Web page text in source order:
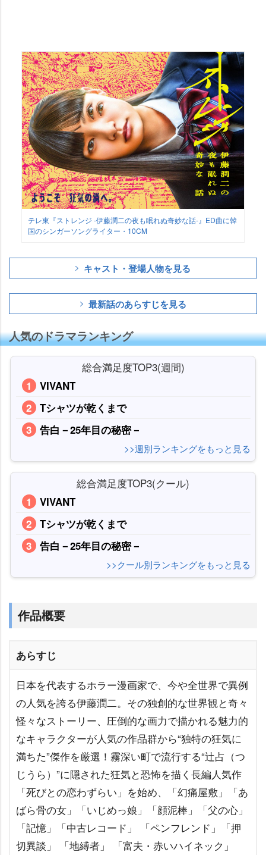
テレ東『ストレンジ -伊藤潤二の夜も眠れぬ奇妙な話-』ED曲に韓
国のシンガーソングライター・10CM
キャスト・登場人物を見る
最新話のあらすじを見る
人気のドラマランキング
総合満足度TOP3(週間)
VIVANT
Tシャツが乾くまで
告白－25年目の秘密－
>>週別ランキングをもっと見る
総合満足度TOP3(クール)
VIVANT
Tシャツが乾くまで
告白－25年目の秘密－
>>クール別ランキングをもっと見る
作品概要
あらすじ
日本を代表するホラー漫画家で、今や全世界で異例
の人気を誇る伊藤潤二。その独創的な世界観と奇々
怪々なストーリー、圧倒的な画力で描かれる魅力的
なキャラクターが人気の作品群から“独特の狂気に
満ちた”傑作を厳選！霧深い町で流行する“辻占（つ
じうら）”に隠された狂気と恐怖を描く長編人気作
「死びとの恋わずらい」を始め、「幻痛屋敷」「あ
ばら骨の女」「いじめっ娘」「顔泥棒」「父の心」
「記憶」「中古レコード」 「ペンフレンド」「押
切異談」 「地縛者」 「富夫・赤いハイネック」